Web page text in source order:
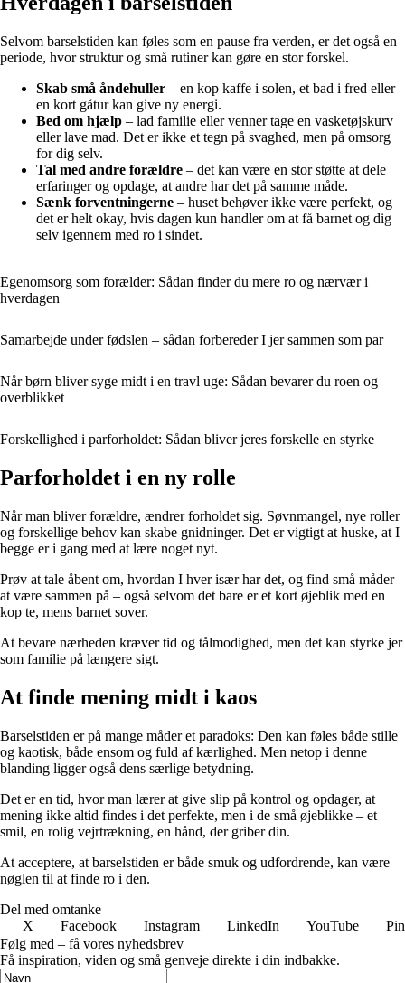
Selvom barselstiden kan føles som en pause fra verden, er det også en
periode, hvor struktur og små rutiner kan gøre en stor forskel.
Skab små åndehuller – en kop kaffe i solen, et bad i fred eller
en kort gåtur kan give ny energi.
Bed om hjælp – lad familie eller venner tage en vasketøjskurv
eller lave mad. Det er ikke et tegn på svaghed, men på omsorg
for dig selv.
Tal med andre forældre – det kan være en stor støtte at dele
erfaringer og opdage, at andre har det på samme måde.
Sænk forventningerne – huset behøver ikke være perfekt, og
det er helt okay, hvis dagen kun handler om at få barnet og dig
selv igennem med ro i sindet.
Egenomsorg som forælder: Sådan finder du mere ro og nærvær i
hverdagen
Samarbejde under fødslen – sådan forbereder I jer sammen som par
Når børn bliver syge midt i en travl uge: Sådan bevarer du roen og
overblikket
Forskellighed i parforholdet: Sådan bliver jeres forskelle en styrke
Parforholdet i en ny rolle
Når man bliver forældre, ændrer forholdet sig. Søvnmangel, nye roller
og forskellige behov kan skabe gnidninger. Det er vigtigt at huske, at I
begge er i gang med at lære noget nyt.
Prøv at tale åbent om, hvordan I hver især har det, og find små måder
at være sammen på – også selvom det bare er et kort øjeblik med en
kop te, mens barnet sover.
At bevare nærheden kræver tid og tålmodighed, men det kan styrke jer
som familie på længere sigt.
At finde mening midt i kaos
Barselstiden er på mange måder et paradoks: Den kan føles både stille
og kaotisk, både ensom og fuld af kærlighed. Men netop i denne
blanding ligger også dens særlige betydning.
Det er en tid, hvor man lærer at give slip på kontrol og opdager, at
mening ikke altid findes i det perfekte, men i de små øjeblikke – et
smil, en rolig vejrtrækning, en hånd, der griber din.
At acceptere, at barselstiden er både smuk og udfordrende, kan være
nøglen til at finde ro i den.
Del med omtanke
X
Facebook Instagram LinkedIn YouTube
Følg med – få vores nyhedsbrev
Få inspiration, viden og små genveje direkte i din indbakke.